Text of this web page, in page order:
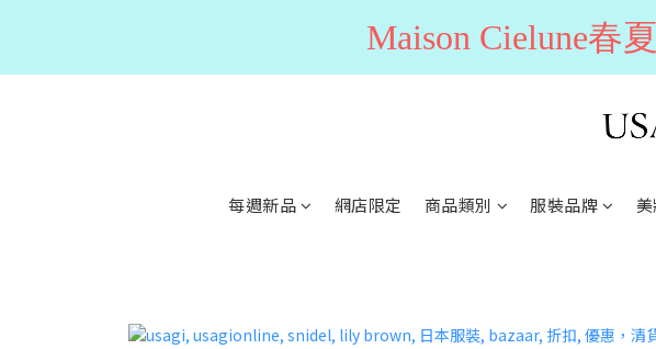
每週新品 網店限定 商品類別 服裝品牌
Maison Cielune春